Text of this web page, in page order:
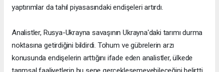
yaptırımlar da tahıl piyasasındaki endişeleri artırdı.
Analistler, Rusya-Ukrayna savaşının Ukrayna'daki tarımı durma
noktasına getirdiğini bildirdi. Tohum ve gübrelerin arzı
konusunda endişelerin arttığını ifade eden analistler, ülkede